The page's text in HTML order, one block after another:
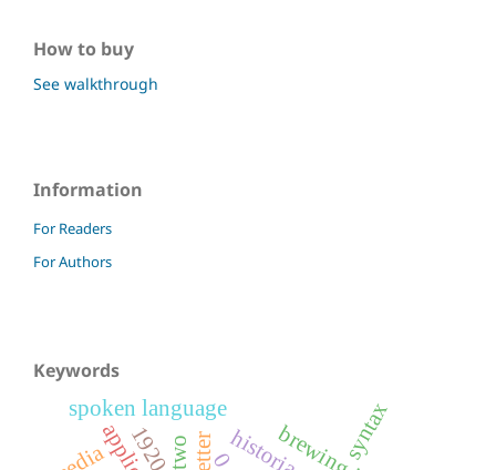
How to buy
See walkthrough
Information
For Readers
For Authors
Keywords
0 syntax
spoken language
1920s